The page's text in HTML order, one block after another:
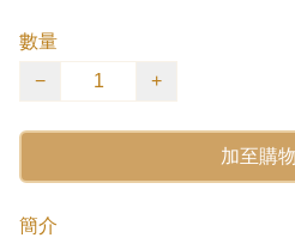
數量
−
+
加至購
簡介